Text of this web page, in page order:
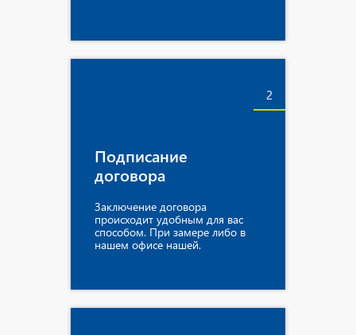
2
Подписание
договора
Заключение договора
происходит удобным для вас
способом. При замере либо в
нашем офисе нашей.